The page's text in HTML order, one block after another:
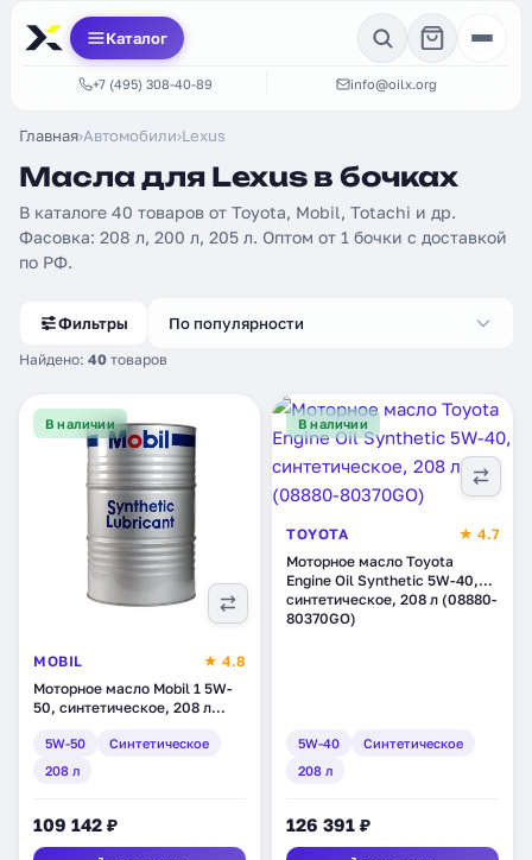
Каталог
+7 (495) 308-40-89 info@oilx.org
Главная›Автомобили›Lexus
Масла для Lexus в бочках
В каталоге 40 товаров от Toyota, Mobil, Totachi и др.
Фасовка: 208 л, 200 л, 205 л. Оптом от 1 бочки с доставкой
по РФ.
Фильтры
Найдено: 40 товаров
По популярности
В наличии
MOBIL
★ 4.8
Моторное масло Mobil 1 5W-
50, синтетическое, 208 л
5W-50
Синтетическое
208 л
109 142 ₽
В наличии
TOYOTA
★ 4.7
Моторное масло Toyota
Engine Oil Synthetic 5W-40,
синтетическое, 208 л (08880-
80370GO)
5W-40
Синтетическое
208 л
126 391 ₽